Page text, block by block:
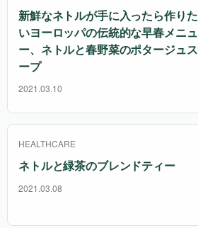
新鮮なネトルが手に入ったら作りた
いヨーロッパの伝統的な早春メニュ
ー、ネトルと春野菜のポタージュス
ープ
2021.03.10
HEALTHCARE
ネトルと緑茶のブレンドティー
2021.03.08